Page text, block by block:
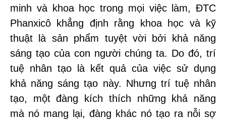
minh và khoa học trong mọi việc làm, ĐTC
Phanxicô khẳng định rằng khoa học và kỹ
thuật là sản phẩm tuyệt vời bởi khả năng
sáng tạo của con người chúng ta. Do đó, trí
tuệ nhân tạo là kết quả của việc sử dụng
khả năng sáng tạo này. Nhưng trí tuệ nhân
tạo, một đàng kích thích những khả năng
mà nó mang lại, đàng khác nó tạo ra nỗi sợ